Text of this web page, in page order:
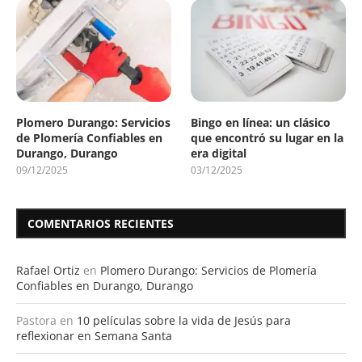
Plomero Durango: Servicios
de Plomería Confiables en
Durango, Durango
09/12/2025
Bingo en línea: un clásico
que encontró su lugar en la
era digital
03/12/2025
COMENTARIOS RECIENTES
Rafael Ortiz en Plomero Durango: Servicios de Plomería
Confiables en Durango, Durango
Pastora en 10 películas sobre la vida de Jesús para
reflexionar en Semana Santa